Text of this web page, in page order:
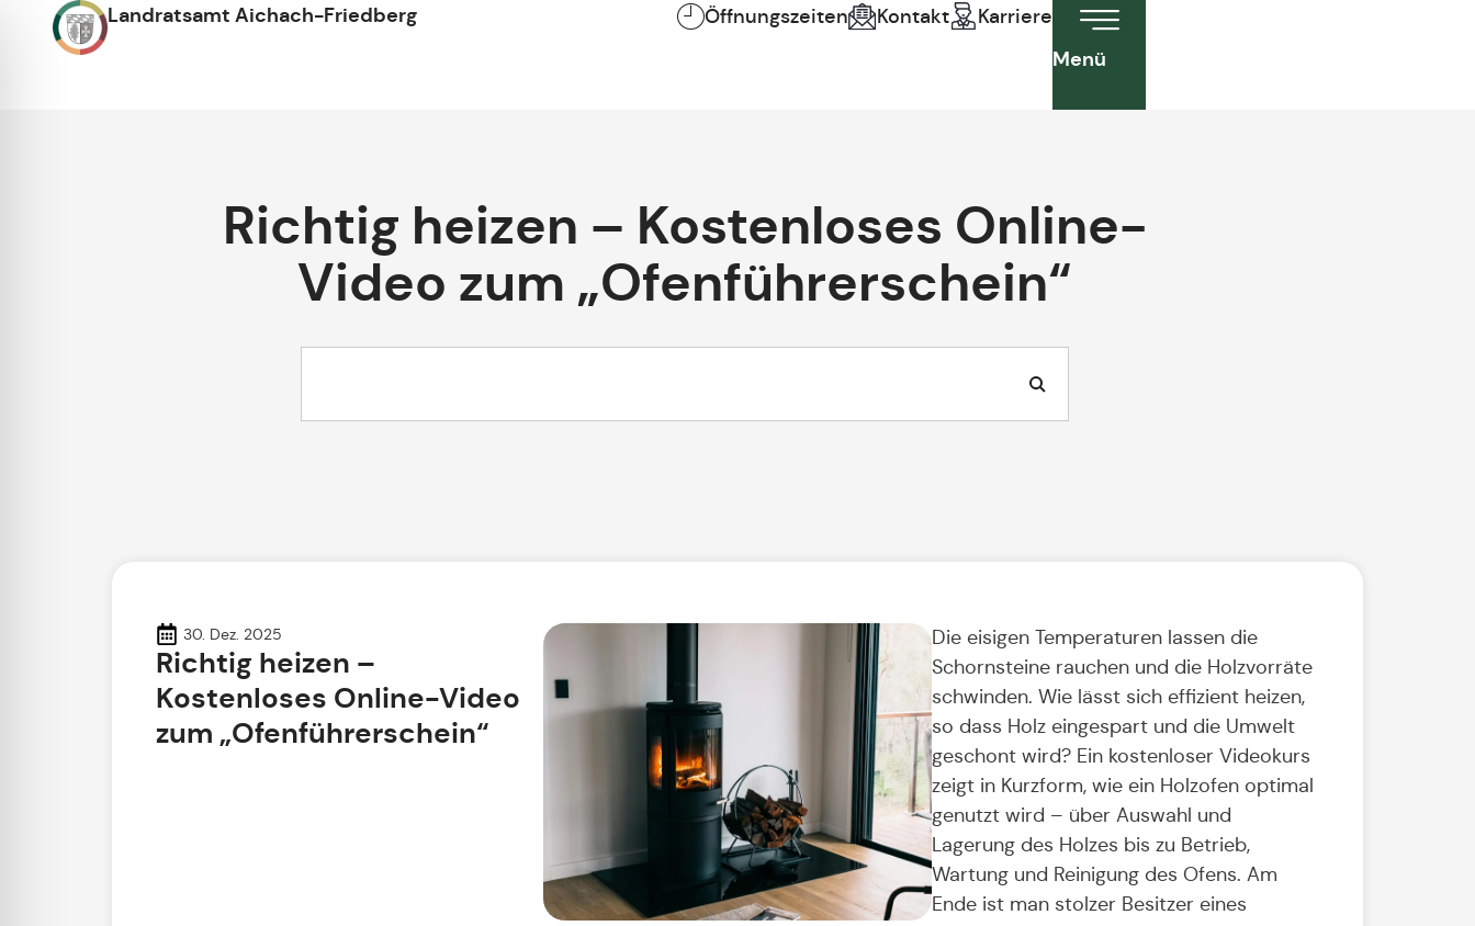
Landratsamt Aichach-Friedberg Öffnungszeiten Kontakt Karriere
Menü
Richtig heizen – Kostenloses Online-
Video zum „Ofenführerschein“
30. Dez. 2025
Richtig heizen –
Kostenloses Online-Video
zum „Ofenführerschein“
Die eisigen Temperaturen lassen die
Schornsteine rauchen und die Holzvorräte
schwinden. Wie lässt sich effizient heizen,
so dass Holz eingespart und die Umwelt
geschont wird? Ein kostenloser Videokurs
zeigt in Kurzform, wie ein Holzofen optimal
genutzt wird – über Auswahl und
Lagerung des Holzes bis zu Betrieb,
Wartung und Reinigung des Ofens. Am
Ende ist man stolzer Besitzer eines